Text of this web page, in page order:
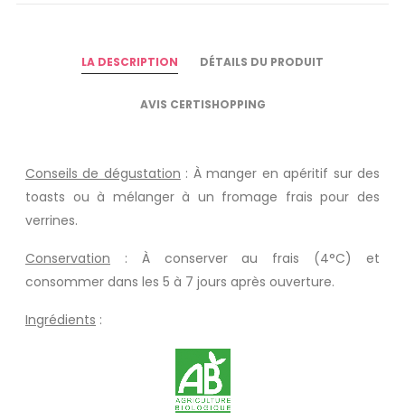
LA DESCRIPTION DÉTAILS DU PRODUIT
AVIS CERTISHOPPING
Conseils de dégustation : À manger en apéritif sur des
toasts ou à mélanger à un fromage frais pour des
verrines.
Conservation : À conserver au frais (4°C) et
consommer dans les 5 à 7 jours après ouverture.
Ingrédients :